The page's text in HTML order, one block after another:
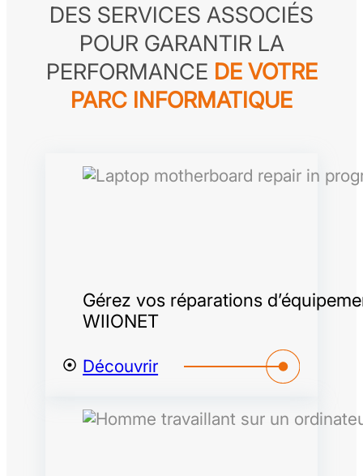
DES SERVICES ASSOCIÉS
POUR GARANTIR LA
PERFORMANCE DE VOTRE
PARC INFORMATIQUE
Gérez vos réparations
WIIONET
Découvrir